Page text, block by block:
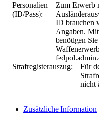
Personalien
(ID/Pass):
Zum Erwerb
ID brauchen
Angaben.
benötigen
Strafregisterauszug:
Für
nicht
Zusätzliche Information